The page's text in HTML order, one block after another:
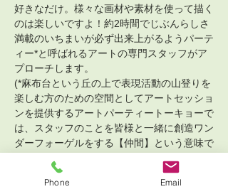
好きなだけ。様々な画材や素材を使って描く
のは楽しいですよ！約2時間でじぶんらしさ
満載のいちまいが必ず出来上がるようパーテ
ィー*と呼ばれるアートの専門スタッフがア
プローチします。
(*麻布台という丘の上で表現活動の山登りを
楽しむ方のための空間としてアートセッショ
ンを提供するアートパーティートーキョーで
は、スタッフのことを皆様と一緒に創造ワン
ダーフォーゲルをする【仲間】という意味で
必要な様々な素材や画材は全て用意していま
す。エプロンもお貸ししますので、思い立っ
Phone Email